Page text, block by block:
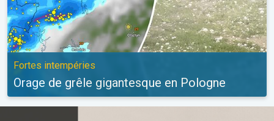
Fortes intempéries
Orage de grêle gigantesque en Pologne